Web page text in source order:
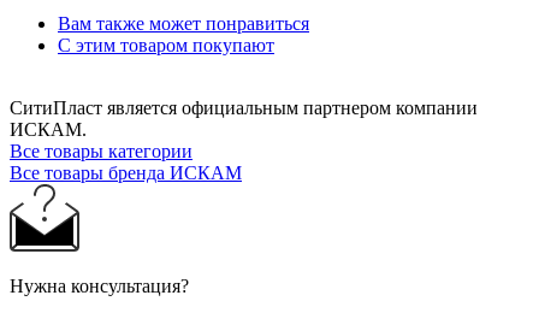
Вам также может понравиться
С этим товаром покупают
СитиПласт является официальным партнером компании
ИСКАМ.
Все товары категории
Все товары бренда ИСКАМ
Нужна консультация?